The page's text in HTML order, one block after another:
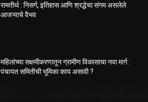
रामतीर्थ : निसर्ग, इतिहास आणि श्रद्धेचा संगम असलेले
आजऱ्याचे वैभव
महिलांच्या सक्षमीकरणातून ग्रामीण विकासाचा नवा मार्ग :
पंचायत समितीची भूमिका काय असावी ?